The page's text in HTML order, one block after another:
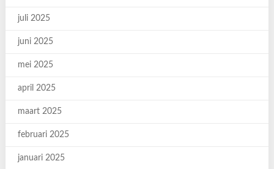
juli 2025
juni 2025
mei 2025
april 2025
maart 2025
februari 2025
januari 2025